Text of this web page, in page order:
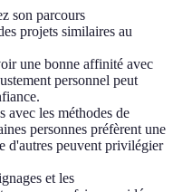
son parcours
projets similaires au
une bonne affinité avec
personnel peut
avec les méthodes de
personnes préfèrent une
d'autres peuvent privilégier
et les